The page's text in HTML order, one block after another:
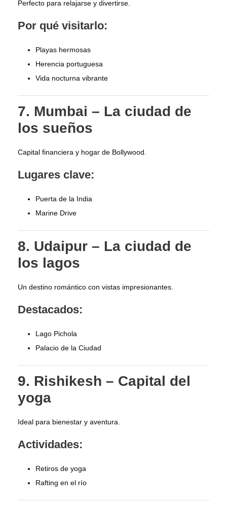
Perfecto para relajarse y divertirse.
Por qué visitarlo:
Playas hermosas
Herencia portuguesa
Vida nocturna vibrante
7. Mumbai – La ciudad de
los sueños
Capital financiera y hogar de Bollywood.
Lugares clave:
Puerta de la India
Marine Drive
8. Udaipur – La ciudad de
los lagos
Un destino romántico con vistas impresionantes.
Destacados:
Lago Pichola
Palacio de la Ciudad
9. Rishikesh – Capital del
yoga
Ideal para bienestar y aventura.
Actividades:
Retiros de yoga
Rafting en el río